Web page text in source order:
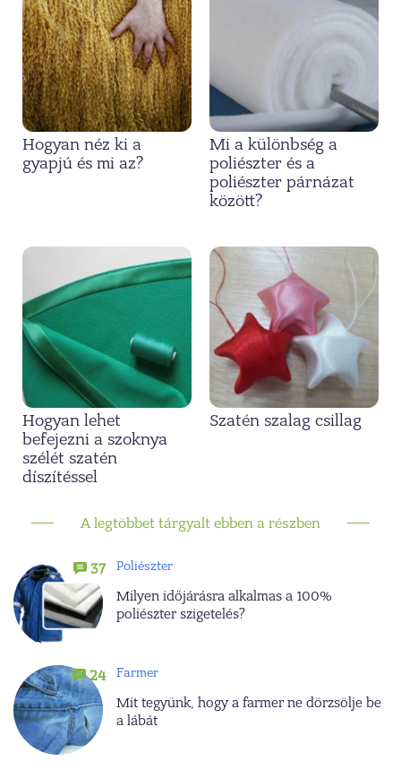
Hogyan néz ki a
gyapjú és mi az?
Mi a különbség a
poliészter és a
poliészter párnázat
között?
Hogyan lehet
befejezni a szoknya
szélét szatén
díszítéssel
Szatén szalag csillag
A legtöbbet tárgyalt ebben a részben
37 Poliészter
Milyen időjárásra alkalmas a 100%
poliészter szigetelés?
24 Farmer
Mit tegyünk, hogy a farmer ne dörzsölje be
a lábát